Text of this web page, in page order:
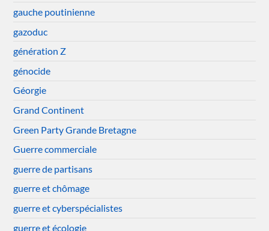
gauche poutinienne
gazoduc
génération Z
génocide
Géorgie
Grand Continent
Green Party Grande Bretagne
Guerre commerciale
guerre de partisans
guerre et chômage
guerre et cyberspécialistes
guerre et écologie